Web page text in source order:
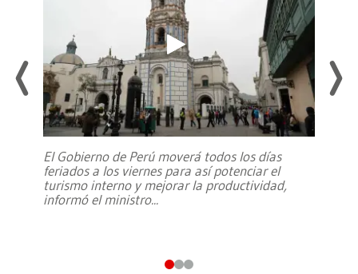
El Gobierno de Perú moverá todos los días
feriados a los viernes para así potenciar el
turismo interno y mejorar la productividad,
informó el ministro...